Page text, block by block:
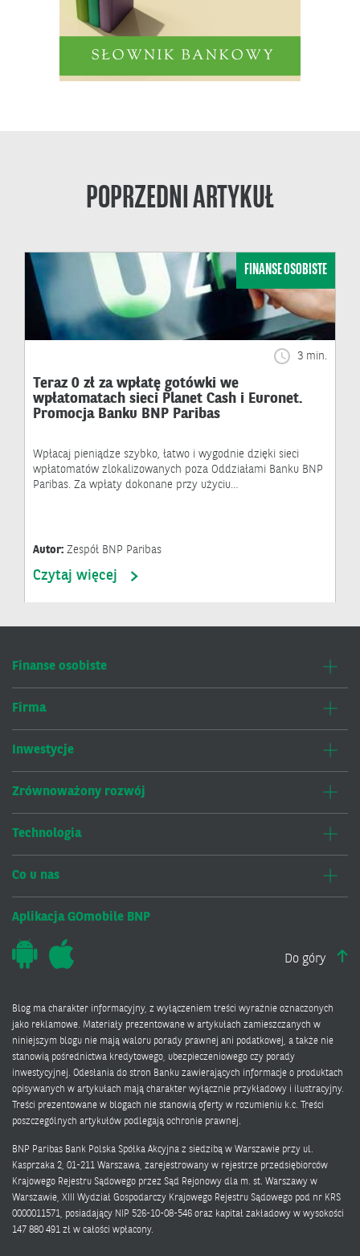
POPRZEDNI ARTYKUŁ
FINANSE OSOBISTE
3 min.
Teraz 0 zł za wpłatę gotówki we
wpłatomatach sieci Planet Cash i Euronet.
Promocja Banku BNP Paribas
Wpłacaj pieniądze szybko, łatwo i wygodnie dzięki sieci
wpłatomatów zlokalizowanych poza Oddziałami Banku BNP
Paribas. Za wpłaty dokonane przy użyciu…
Autor: Zespół BNP Paribas
Czytaj więcej
Finanse osobiste
Firma
Inwestycje
Zrównoważony rozwój
Technologia
Co u nas
Aplikacja GOmobile BNP
Do góry
Blog ma charakter informacyjny, z wyłączeniem treści wyraźnie oznaczonych
jako reklamowe. Materiały prezentowane w artykułach zamieszczanych w
niniejszym blogu nie mają waloru porady prawnej ani podatkowej, a także nie
stanowią pośrednictwa kredytowego, ubezpieczeniowego czy porady
inwestycyjnej. Odesłania do stron Banku zawierających informacje o produktach
opisywanych w artykułach mają charakter wyłącznie przykładowy i ilustracyjny.
Treści prezentowane w blogach nie stanowią oferty w rozumieniu k.c. Treści
poszczególnych artykułów podlegają ochronie prawnej.
BNP Paribas Bank Polska Spółka Akcyjna z siedzibą w Warszawie przy ul.
Kasprzaka 2, 01-211 Warszawa, zarejestrowany w rejestrze przedsiębiorców
Krajowego Rejestru Sądowego przez Sąd Rejonowy dla m. st. Warszawy w
Warszawie, XIII Wydział Gospodarczy Krajowego Rejestru Sądowego pod nr KRS
0000011571, posiadający NIP 526-10-08-546 oraz kapitał zakładowy w wysokości
147 880 491 zł w całości wpłacony.